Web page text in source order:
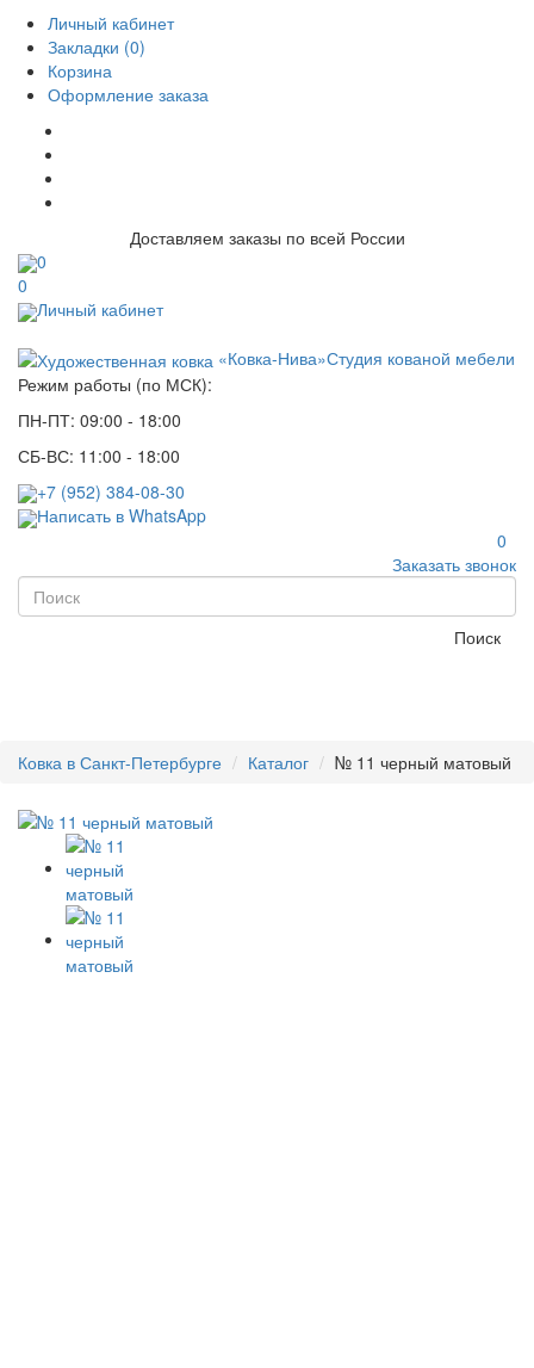
Личный кабинет
Закладки (0)
Корзина
Оформление заказа
Доставляем заказы по всей России
0
0
Личный кабинет
«Ковка-Нива»Студия кованой мебели
Режим работы (по МСК):
ПН-ПТ: 09:00 - 18:00
СБ-ВС: 11:00 - 18:00
+7 (952) 384-08-30
Написать в WhatsApp
0
Заказать звонок
Поиск
Ковка в Санкт-Петербурге Каталог № 11 черный матовый